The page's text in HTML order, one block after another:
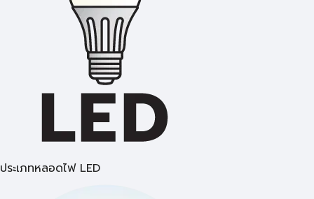
ประเภทหลอดไฟ LED